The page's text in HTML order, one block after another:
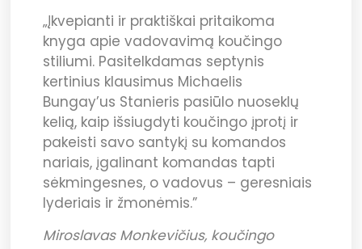
„Įkvepianti ir praktiškai pritaikoma
knyga apie vadovavimą koučingo
stiliumi. Pasitelkdamas septynis
kertinius klausimus Michaelis
Bungay’us Stanieris pasiūlo nuoseklų
kelią, kaip išsiugdyti koučingo įprotį ir
pakeisti savo santykį su komandos
nariais, įgalinant komandas tapti
sėkmingesnes, o vadovus – geresniais
lyderiais ir žmonėmis.”
Miroslavas Monkevičius, koučingo